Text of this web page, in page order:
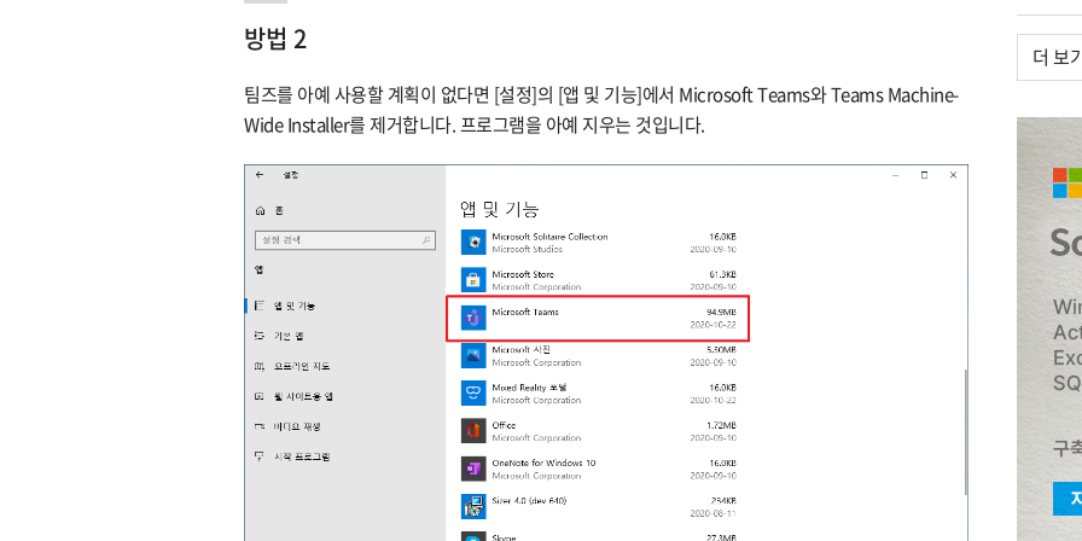
방법 2
팀즈를 아예 사용할 계획이 없다면 [설정]의 [앱 및 기능]에서 Microsoft Teams와 Teams Machine-
Wide Installer를 제거합니다. 프로그램을 아예 지우는 것입니다.
더 보